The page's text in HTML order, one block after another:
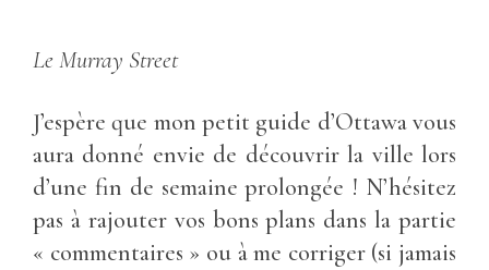
Le Murray Street
J’espère que mon petit guide d’Ottawa vous
aura donné envie de découvrir la ville lors
d’une fin de semaine prolongée ! N’hésitez
pas à rajouter vos bons plans dans la partie
« commentaires » ou à me corriger (si jamais